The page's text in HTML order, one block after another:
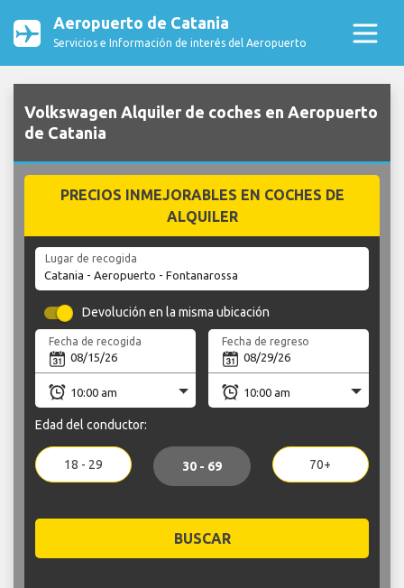
Aeropuerto de Catania
Servicios e Información de interés del Aeropuerto
Volkswagen Alquiler de coches en Aeropuerto
de Catania
PRECIOS INMEJORABLES EN COCHES DE
ALQUILER
Lugar de recogida
Devolución en la misma ubicación
Fecha de recogida Fecha de regreso
Edad del conductor:
18 - 29 30 - 69 70+
BUSCAR